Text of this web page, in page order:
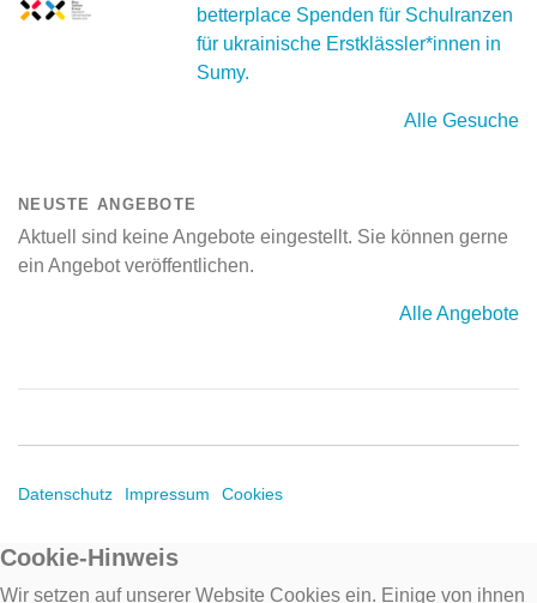
betterplace Spenden für Schulranzen
für ukrainische Erstklässler*innen in
Sumy.
Alle Gesuche
NEUSTE ANGEBOTE
Aktuell sind keine Angebote eingestellt. Sie können gerne
ein Angebot veröffentlichen.
Alle Angebote
Datenschutz Impressum Cookies
Cookie-Hinweis
Wir setzen auf unserer Website Cookies ein. Einige von ihnen